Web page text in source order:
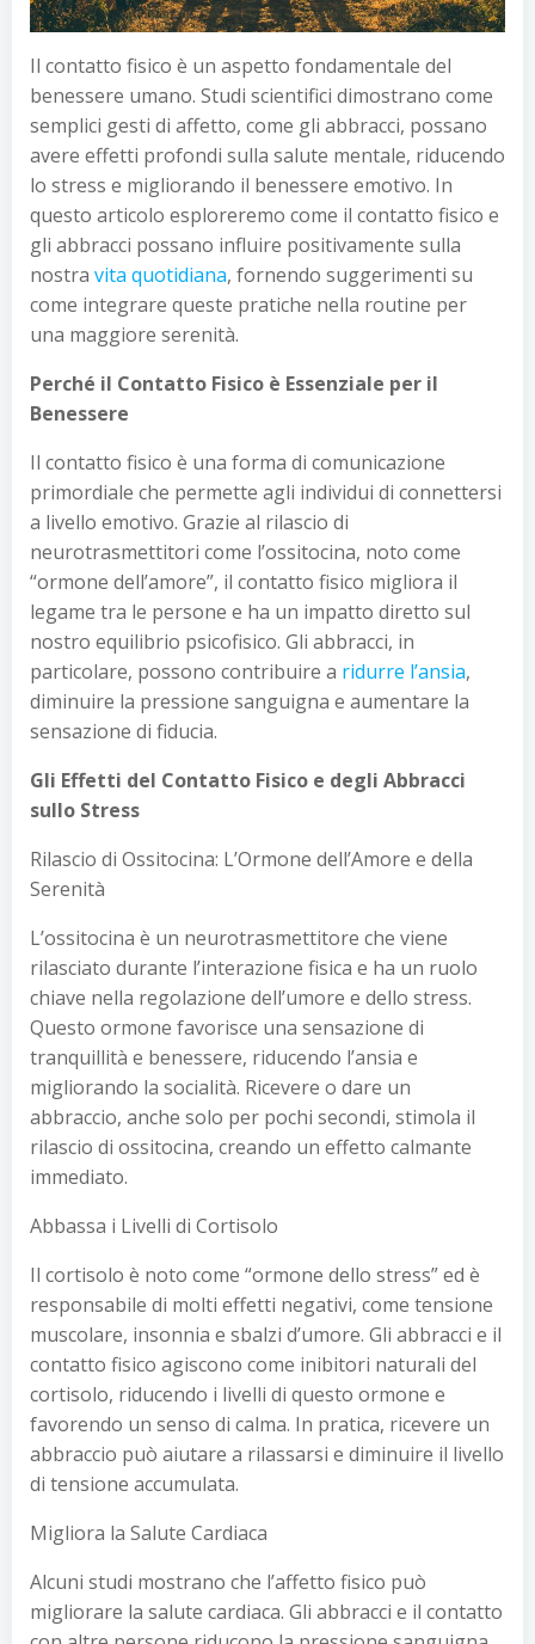
Il contatto fisico è un aspetto fondamentale del
benessere umano. Studi scientifici dimostrano come
semplici gesti di affetto, come gli abbracci, possano
avere effetti profondi sulla salute mentale, riducendo
lo stress e migliorando il benessere emotivo. In
questo articolo esploreremo come il contatto fisico e
gli abbracci possano influire positivamente sulla
nostra vita quotidiana, fornendo suggerimenti su
come integrare queste pratiche nella routine per
una maggiore serenità.
Perché il Contatto Fisico è Essenziale per il
Benessere
Il contatto fisico è una forma di comunicazione
primordiale che permette agli individui di connettersi
a livello emotivo. Grazie al rilascio di
neurotrasmettitori come l’ossitocina, noto come
“ormone dell’amore”, il contatto fisico migliora il
legame tra le persone e ha un impatto diretto sul
nostro equilibrio psicofisico. Gli abbracci, in
particolare, possono contribuire a ridurre l’ansia,
diminuire la pressione sanguigna e aumentare la
sensazione di fiducia.
Gli Effetti del Contatto Fisico e degli Abbracci
sullo Stress
Rilascio di Ossitocina: L’Ormone dell’Amore e della
Serenità
L’ossitocina è un neurotrasmettitore che viene
rilasciato durante l’interazione fisica e ha un ruolo
chiave nella regolazione dell’umore e dello stress.
Questo ormone favorisce una sensazione di
tranquillità e benessere, riducendo l’ansia e
migliorando la socialità. Ricevere o dare un
abbraccio, anche solo per pochi secondi, stimola il
rilascio di ossitocina, creando un effetto calmante
immediato.
Abbassa i Livelli di Cortisolo
Il cortisolo è noto come “ormone dello stress” ed è
responsabile di molti effetti negativi, come tensione
muscolare, insonnia e sbalzi d’umore. Gli abbracci e il
contatto fisico agiscono come inibitori naturali del
cortisolo, riducendo i livelli di questo ormone e
favorendo un senso di calma. In pratica, ricevere un
abbraccio può aiutare a rilassarsi e diminuire il livello
di tensione accumulata.
Migliora la Salute Cardiaca
Alcuni studi mostrano che l’affetto fisico può
migliorare la salute cardiaca. Gli abbracci e il contatto